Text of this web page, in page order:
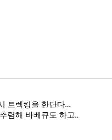
트렉킹을 한단다...
렴해 바베큐도 하고..